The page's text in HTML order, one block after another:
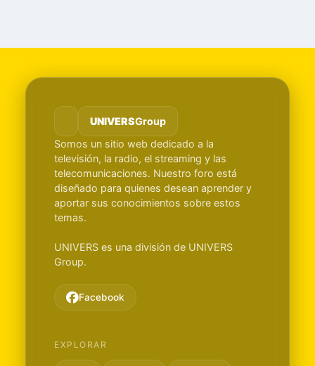
UNIVERSGroup
Somos un sitio web dedicado a la
televisión, la radio, el streaming y las
telecomunicaciones. Nuestro foro está
diseñado para quienes desean aprender y
aportar sus conocimientos sobre estos
temas.
UNIVERS es una división de UNIVERS
Group.
Facebook
EXPLORAR